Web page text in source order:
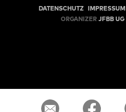
DATENSCHUTZ IMPRESSUM
ORGANIZERJFBB UG